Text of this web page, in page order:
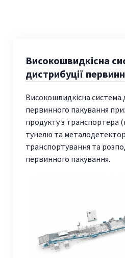
Високошвидкісна
дистрибуції
Високошвидкісна система
первинного пакування
продукту з транспортера
тунелю та
транспортування та
первинного пакування.